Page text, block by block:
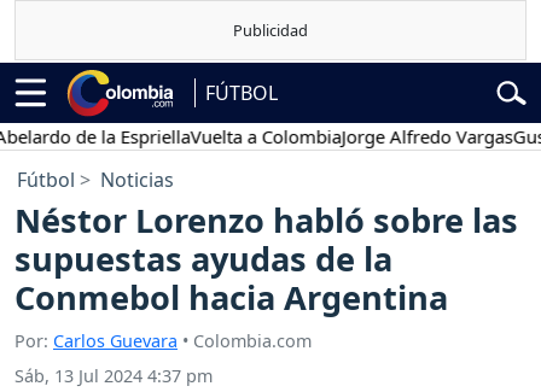
FÚTBOL
de la EspriellaVuelta a ColombiaJorge Alfredo Vargas
Fútbol Noticias
Néstor Lorenzo habló sobre las
supuestas ayudas de la
Conmebol hacia Argentina
Por: Carlos Guevara • Colombia.com
Sáb, 13 Jul 2024 4:37 pm